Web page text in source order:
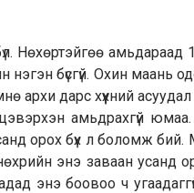
Нөхөртэйгөө
бүсгүй. Охин маань
дарс хүүхний
амьдрахгүй
орох бүх л боломж
энэ заваан усанд
энэ боовоо ч